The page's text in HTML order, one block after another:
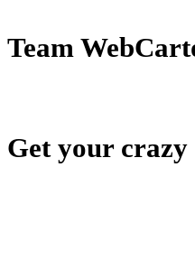
Team
Get your